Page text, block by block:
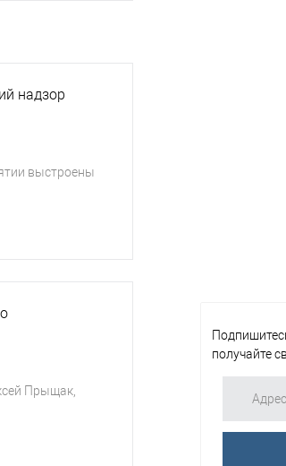
надзор
выстроены
Прыщак,
получайте